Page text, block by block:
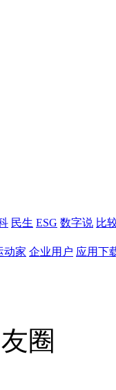
民生 ESG 数字说 比
动家 企业用户 应用下
圈